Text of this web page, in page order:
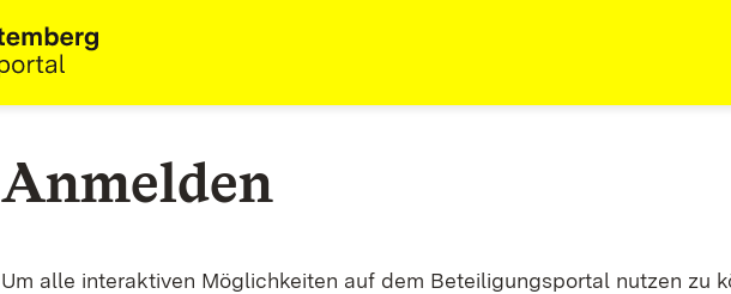
Anmelden
Um alle interaktiven Möglichkeiten auf dem Beteiligungsportal nutzen zu